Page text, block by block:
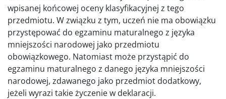
wpisanej końcowej oceny klasyfikacyjnej z tego
przedmiotu. W związku z tym, uczeń nie ma obowiązku
przystępować do egzaminu maturalnego z języka
mniejszości narodowej jako przedmiotu
obowiązkowego. Natomiast może przystąpić do
egzaminu maturalnego z danego języka mniejszości
narodowej, zdawanego jako przedmiot dodatkowy,
jeżeli wyrazi takie życzenie w deklaracji.